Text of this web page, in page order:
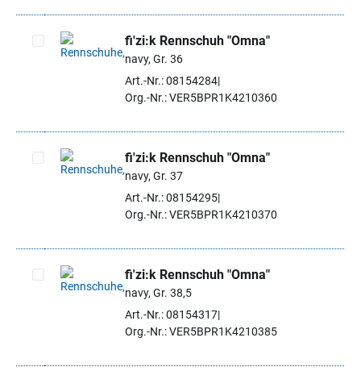
Artikel auswählen
fi'zi:k Rennschuh "Omna"
navy, Gr. 36
Art.-Nr.: 08154284
Org.-Nr.: VER5BPR1K4210360
Artikel auswählen
fi'zi:k Rennschuh "Omna"
navy, Gr. 37
Art.-Nr.: 08154295
Org.-Nr.: VER5BPR1K4210370
Artikel auswählen
fi'zi:k Rennschuh "Omna"
navy, Gr. 38,5
Art.-Nr.: 08154317
Org.-Nr.: VER5BPR1K4210385